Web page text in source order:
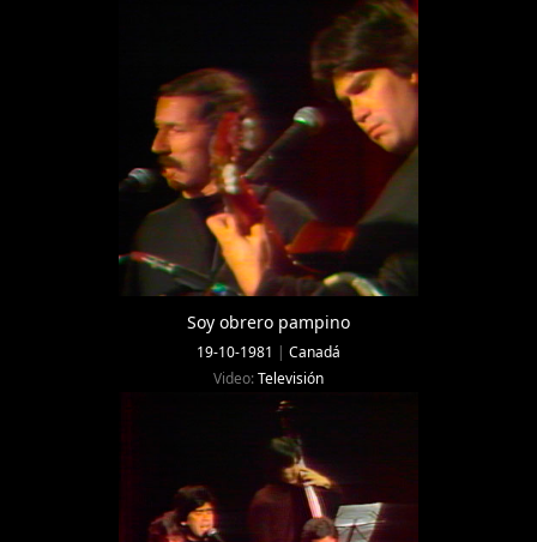
Soy obrero pampino
19-10-1981 | Canadá
Video:Televisión